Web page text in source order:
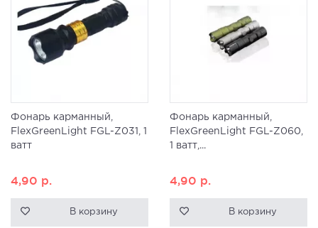
Фонарь карманный,
FlexGreenLight FGL-Z031, 1
ватт
4,90 р.
В корзину
Фонарь карманный,
FlexGreenLight FGL-Z060,
1 ватт,...
4,90 р.
В корзину